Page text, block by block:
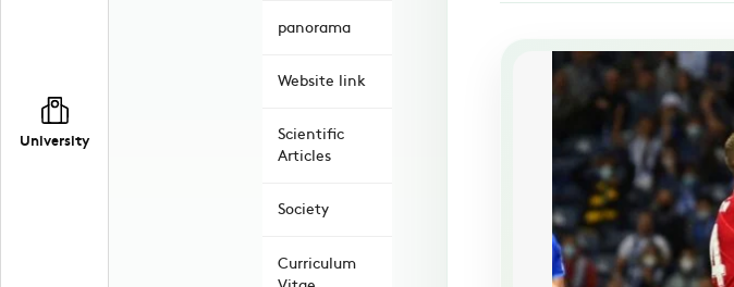
University
panorama
Website link
Scientific
Articles
Society
Curriculum